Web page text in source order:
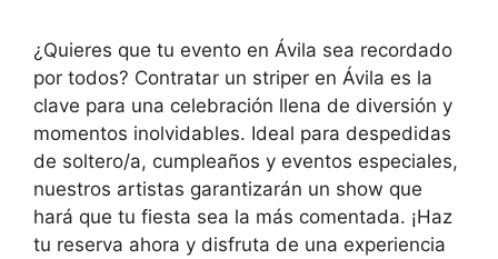
¿Quieres que tu evento en Ávila sea recordado
por todos? Contratar un striper en Ávila es la
clave para una celebración llena de diversión y
momentos inolvidables. Ideal para despedidas
de soltero/a, cumpleaños y eventos especiales,
nuestros artistas garantizarán un show que
hará que tu fiesta sea la más comentada. ¡Haz
tu reserva ahora y disfruta de una experiencia